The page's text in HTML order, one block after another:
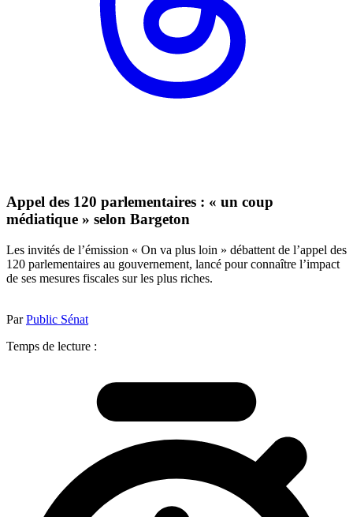
Appel des 120 parlementaires : « un coup
médiatique » selon Bargeton
Les invités de l’émission « On va plus loin » débattent de l’appel des
120 parlementaires au gouvernement, lancé pour connaître l’impact
de ses mesures fiscales sur les plus riches.
ParPublic Sénat
Temps de lecture :